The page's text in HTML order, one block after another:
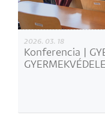
2026. 03. 18
Konferencia |